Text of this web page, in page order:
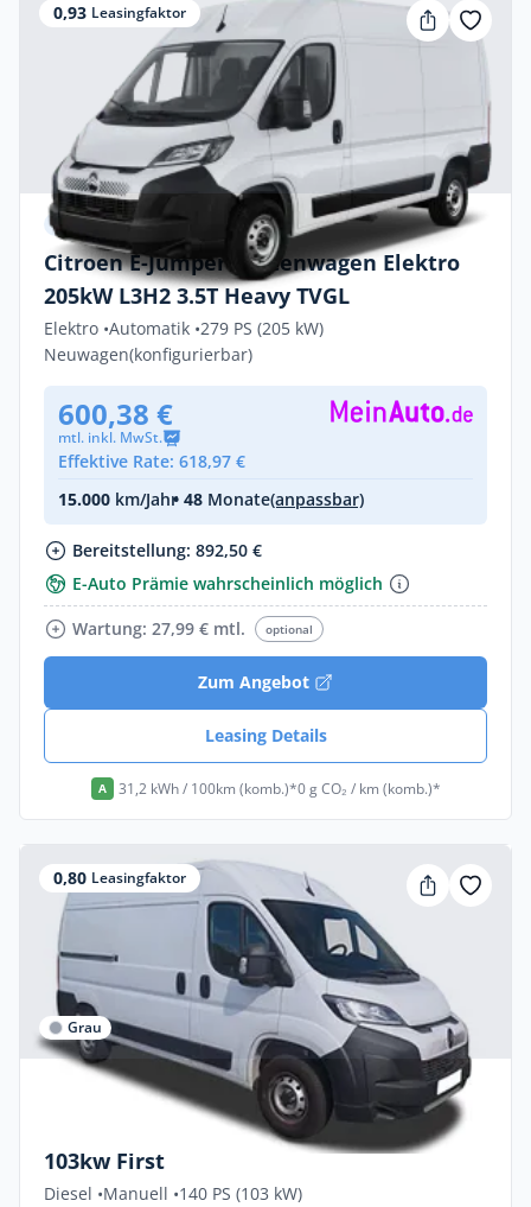
0,93 Leasingfaktor
Privat & Gewerbe
Citroen E-Jumper Kastenwagen Elektro
205kW L3H2 3.5T Heavy TVGL
Elektro •Automatik •279 PS (205 kW)
Neuwagen(konfigurierbar)
600,38 €
mtl. inkl. MwSt.
Effektive Rate: 618,97 €
15.000 km/Jahr• 48 Monate(anpassbar)
Bereitstellung: 892,50 €
E-Auto Prämie wahrscheinlich möglich
Wartung: 27,99 € mtl.
optional
Zum Angebot
Leasing Details
A 31,2 kWh / 100km (komb.)*0 g CO₂ / km (komb.)*
0,80 Leasingfaktor
Grau
Gewerbe & Privat
Citroën Jumper FIRST 3,3t L2H1 Diesel
103kw First
Diesel •Manuell •140 PS (103 kW)